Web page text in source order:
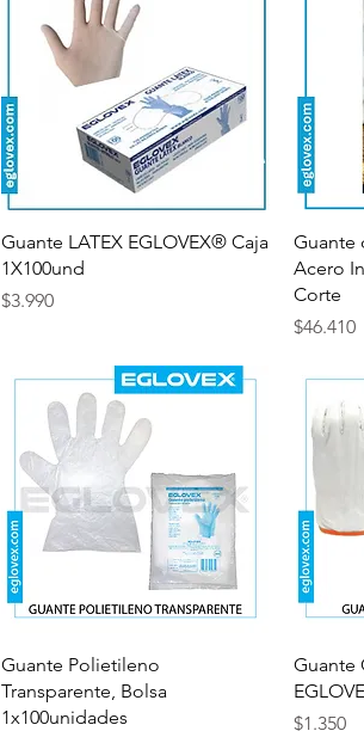
Vista rápida
Guante LATEX EGLOVEX® Caja
1X100und
Precio
$3.990
Guante
Acero
Corte
Precio
$46.410
Vista rápida
Guante Polietileno
Transparente, Bolsa
1x100unidades
Guante
Precio
$1.350